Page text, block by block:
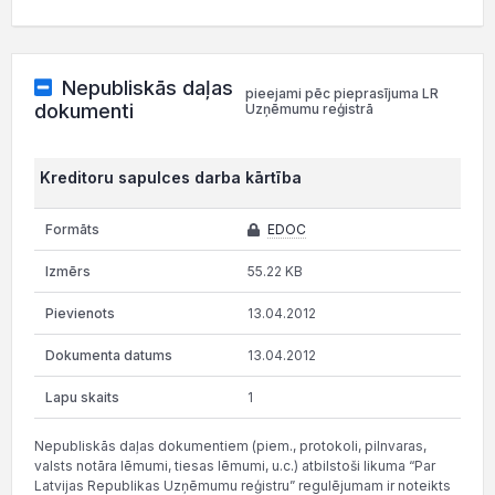
Nepubliskās daļas
dokumenti
pieejami pēc pieprasījuma LR
Uzņēmumu reģistrā
Kreditoru sapulces darba kārtība
EDOC
55.22 KB
13.04.2012
13.04.2012
1
Nepubliskās daļas dokumentiem (piem., protokoli, pilnvaras,
valsts notāra lēmumi, tiesas lēmumi, u.c.) atbilstoši likuma “Par
Latvijas Republikas Uzņēmumu reģistru” regulējumam ir noteikts